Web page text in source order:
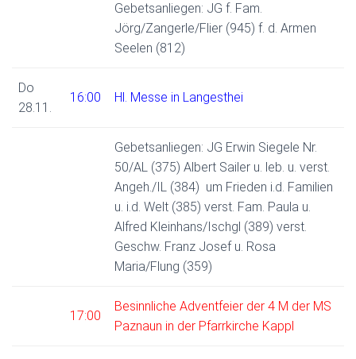
Gebetsanliegen: JG f. Fam.
Jörg/Zangerle/Flier (945) f. d. Armen
Seelen (812)
Do
28.11.
16:00 Hl. Messe in Langesthei
Gebetsanliegen: JG Erwin Siegele Nr.
50/AL (375) Albert Sailer u. leb. u. verst.
Angeh./IL (384) um Frieden i.d. Familien
u. i.d. Welt (385) verst. Fam. Paula u.
Alfred Kleinhans/Ischgl (389) verst.
Geschw. Franz Josef u. Rosa
Maria/Flung (359)
17:00
Besinnliche Adventfeier der 4 M der MS
Paznaun in der Pfarrkirche Kappl